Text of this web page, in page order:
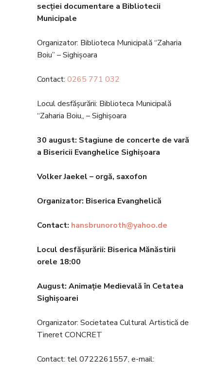
secției documentare a Bibliotecii
Municipale
Organizator: Biblioteca Municipală “Zaharia
Boiu” – Sighișoara
Contact: 0265 771 032
Locul desfășurării: Biblioteca Municipală
“Zaharia Boiu,, – Sighișoara
30 august: Stagiune de concerte de vară
a Bisericii Evanghelice Sighișoara
Volker Jaekel – orgă, saxofon
Organizator: Biserica Evanghelică
Contact: hansbrunoroth@yahoo.de
Locul desfășurării: Biserica Mănăstirii
orele 18:00
August: Animație Medievală în Cetatea
Sighișoarei
Organizator: Societatea Cultural Artistică de
Tineret CONCRET
Contact: tel 0722261557, e-mail: